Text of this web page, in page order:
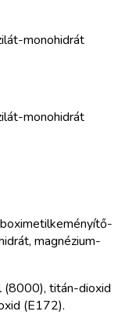
monohidrát
monohidrát
magnézium-
(8000), titán-dioxid
(E172).